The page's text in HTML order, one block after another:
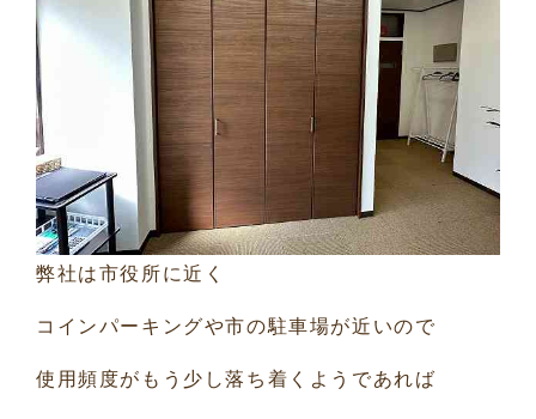
弊社は市役所に近く
コインパーキングや市の駐車場が近いので
使用頻度がもう少し落ち着くようであれば